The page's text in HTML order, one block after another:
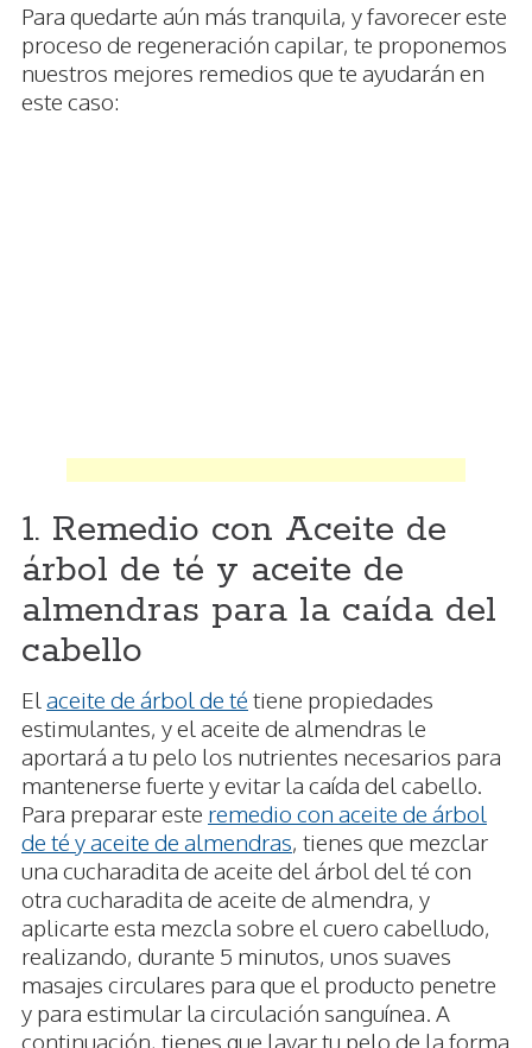
Para quedarte aún más tranquila, y favorecer este
proceso de regeneración capilar, te proponemos
nuestros mejores remedios que te ayudarán en
este caso:
1. Remedio con Aceite de
árbol de té y aceite de
almendras para la caída del
cabello
El aceite de árbol de té tiene propiedades
estimulantes, y el aceite de almendras le
aportará a tu pelo los nutrientes necesarios para
mantenerse fuerte y evitar la caída del cabello.
Para preparar este remedio con aceite de árbol
de té y aceite de almendras, tienes que mezclar
una cucharadita de aceite del árbol del té con
otra cucharadita de aceite de almendra, y
aplicarte esta mezcla sobre el cuero cabelludo,
realizando, durante 5 minutos, unos suaves
masajes circulares para que el producto penetre
y para estimular la circulación sanguínea. A
continuación, tienes que lavar tu pelo de la forma